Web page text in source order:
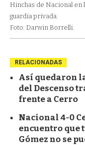
Hinchas de Nacional en
guardia privada.
Foto: Darwin Borrelli.
RELACIONADAS
Así quedaron
del Descenso
frente a Cerro
Nacional 4-0
encuentro
Gómez no se